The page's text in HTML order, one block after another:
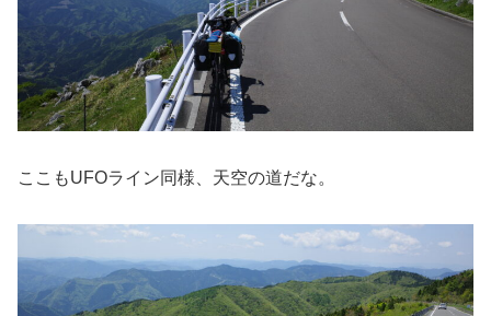
ここもUFOライン同様、天空の道だな。